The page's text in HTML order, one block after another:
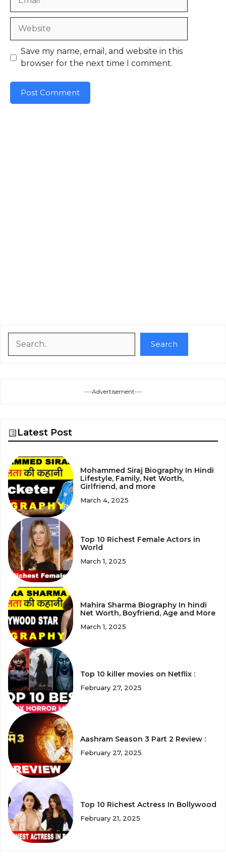
Website
Save my name, email, and website in this
browser for the next time I comment.
Search
---Advertisement---
Latest Post
Mohammed Siraj Biography In Hindi
Lifestyle, Family, Net Worth,
Girlfriend, and more
March 4, 2025
Top 10 Richest Female Actors in
World
March 1, 2025
Mahira Sharma Biography In hindi
Net Worth, Boyfriend, Age and More
March 1, 2025
Top 10 killer movies on Netflix :
February 27, 2025
Aashram Season 3 Part 2 Review :
February 27, 2025
Top 10 Richest Actress In Bollywood
February 21, 2025